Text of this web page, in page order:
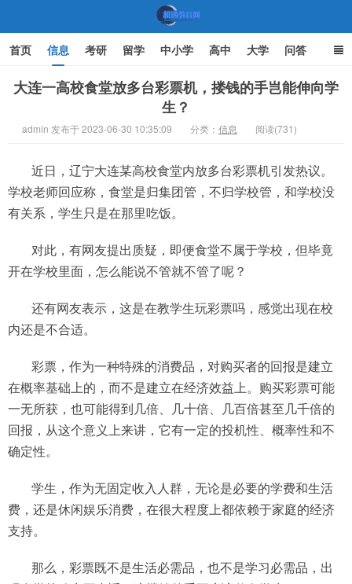
机遇教育网
首页 信息 考研 留学 中小学 高中 大学 问答
文化 家庭教育
大连一高校食堂放多台彩票机，搂钱的手岂能伸向学
生？
admin 发布于 2023-06-30 10:35:09 分类： 信息 阅读(731)
近日，辽宁大连某高校食堂内放多台彩票机引发热议。
学校老师回应称，食堂是归集团管，不归学校管，和学校没
有关系，学生只是在那里吃饭。
对此，有网友提出质疑，即便食堂不属于学校，但毕竟
开在学校里面，怎么能说不管就不管了呢？
还有网友表示，这是在教学生玩彩票吗，感觉出现在校
内还是不合适。
彩票，作为一种特殊的消费品，对购买者的回报是建立
在概率基础上的，而不是建立在经济效益上。购买彩票可能
一无所获，也可能得到几倍、几十倍、几百倍甚至几千倍的
回报，从这个意义上来讲，它有一定的投机性、概率性和不
确定性。
学生，作为无固定收入人群，无论是必要的学费和生活
费，还是休闲娱乐消费，在很大程度上都依赖于家庭的经济
支持。
那么，彩票既不是生活必需品，也不是学习必需品，出